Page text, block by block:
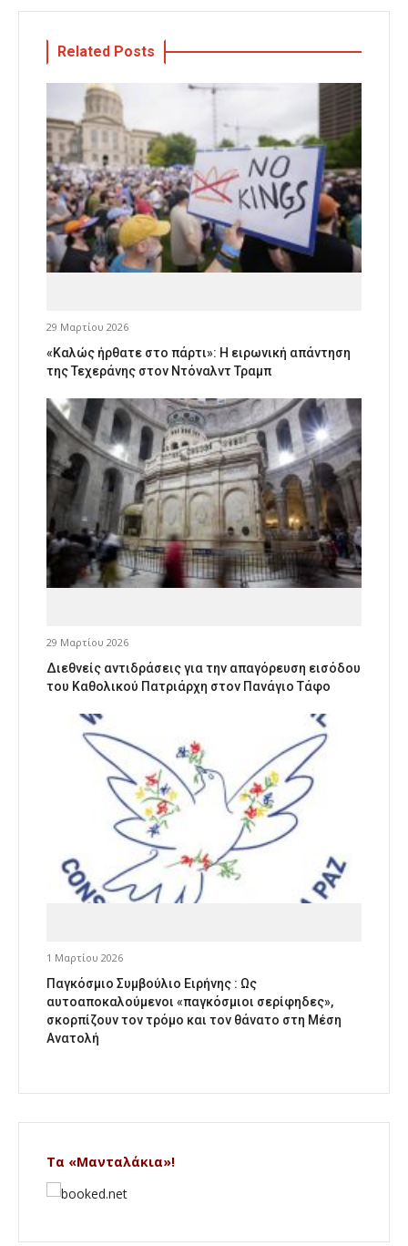
Related Posts
29 Μαρτίου 2026
«Καλώς ήρθατε στο πάρτι»: Η ειρωνική απάντηση
της Τεχεράνης στον Ντόναλντ Τραμπ
29 Μαρτίου 2026
Διεθνείς αντιδράσεις για την απαγόρευση εισόδου
του Καθολικού Πατριάρχη στον Πανάγιο Τάφο
1 Μαρτίου 2026
Παγκόσμιο Συμβούλιο Ειρήνης : Ως
αυτοαποκαλούμενοι «παγκόσμιοι σερίφηδες»,
σκορπίζουν τον τρόμο και τον θάνατο στη Μέση
Ανατολή
Τα «Μανταλάκια»!